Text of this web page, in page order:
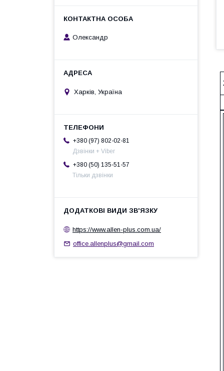
Олександр
Харків, Україна
+380 (97) 802-02-81
Дзвінки + Viber
+380 (50) 135-51-57
Тільки дзвінки
https://www.allen-plus.com.ua/
office.allenplus@gmail.com